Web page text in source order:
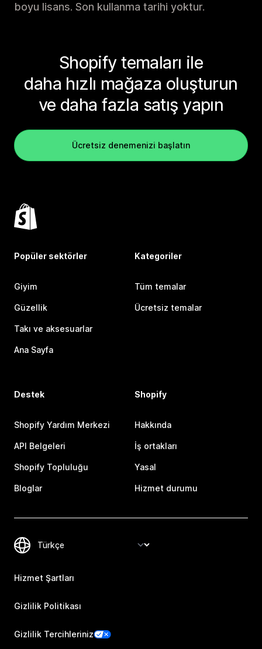
boyu lisans. Son kullanma tarihi yoktur.
Shopify temaları ile
daha hızlı mağaza oluşturun
ve daha fazla satış yapın
Ücretsiz denemenizi başlatın
Popüler sektörler
Giyim
Güzellik
Takı ve aksesuarlar
Ana Sayfa
Kategoriler
Tüm temalar
Ücretsiz temalar
Destek
Shopify Yardım Merkezi
API Belgeleri
Shopify Topluluğu
Bloglar
Shopify
Hakkında
İş ortakları
Yasal
Hizmet durumu
Hizmet Şartları
Gizlilik Politikası
Gizlilik Tercihleriniz